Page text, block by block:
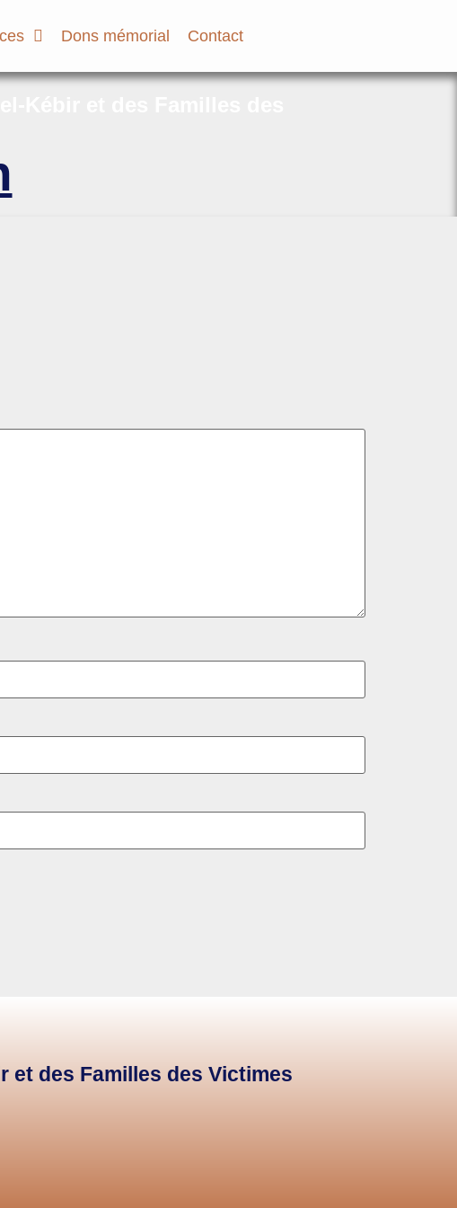
Dons mémorial Contact
et des Familles des Victimes